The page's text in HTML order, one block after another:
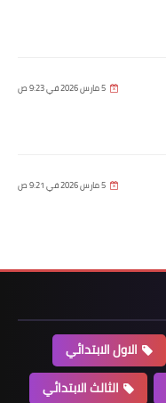
5 مارس 2026 في 9:23 ص
5 مارس 2026 في 9:21 ص
الاول الابتدائي
الثالث الابتدائي